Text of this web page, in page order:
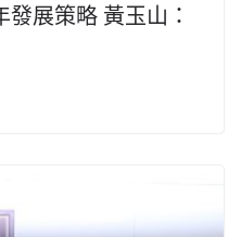
展策略 黃玉山：